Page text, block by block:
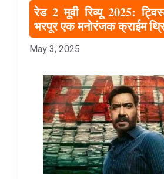
रेड 2 मूवी रिव्यू 2025:
भरपूर एक मनोरंजक क्राईम
May 3, 2025